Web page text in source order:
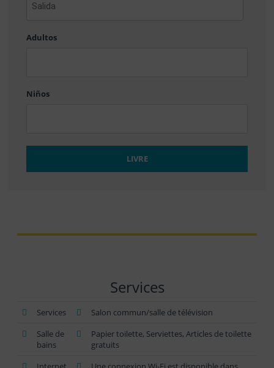
DD
AAAA
MM
Adultos
Niños
LIVRE
Services
Services
Salon commun/salle de télévision
Salle de
bains
Papier toilette, Serviettes, Articles de toilette
gratuits